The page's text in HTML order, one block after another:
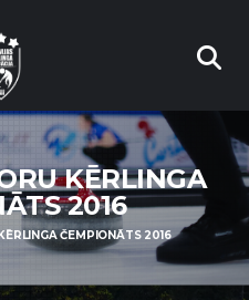
KĒRLINGA
2016
ČEMPIONĀTS 2016